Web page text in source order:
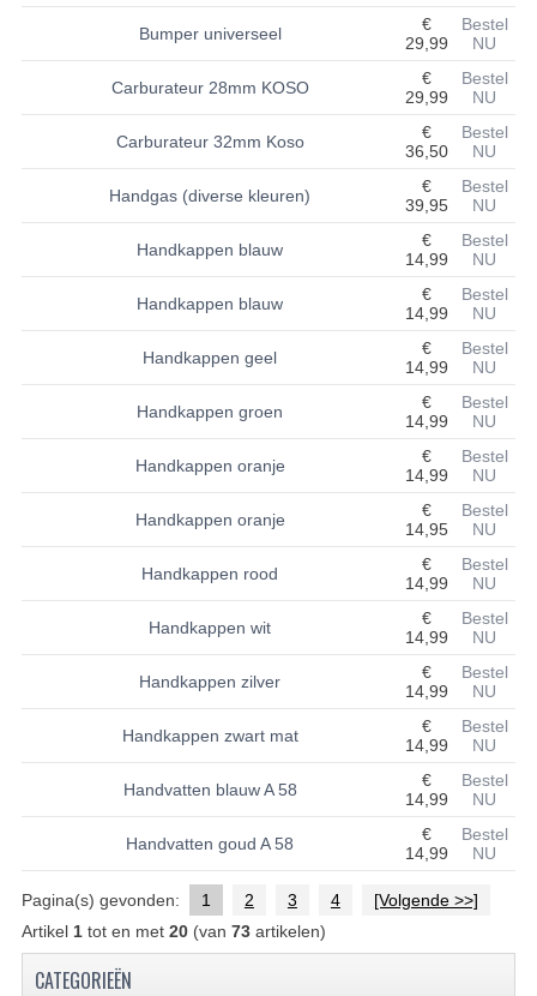
BRANDSTOF SYSTEEM
ELEKTRONICA
KABELS
KAPPEN EN FRAME
KETTING EN TANDWIELEN
WIEL OPHANGING
WIELEN EN BANDEN
ACCESSOIRES
GEREEDSCHAP
BASHAN 250-11B
Bumper universeel
€
29,99
Bestel
NU
Carburateur 28mm KOSO
€
29,99
Bestel
NU
Carburateur 32mm Koso
€
36,50
Bestel
NU
Handgas (diverse kleuren)
€
39,95
Bestel
NU
Handkappen blauw
€
14,99
Bestel
NU
Handkappen blauw
€
14,99
Bestel
NU
Handkappen geel
€
14,99
Bestel
NU
Handkappen groen
€
14,99
Bestel
NU
Handkappen oranje
€
14,99
Bestel
NU
Handkappen oranje
€
14,95
Bestel
NU
Handkappen rood
€
14,99
Bestel
NU
Handkappen wit
€
14,99
Bestel
NU
Handkappen zilver
€
14,99
Bestel
NU
Handkappen zwart mat
€
14,99
Bestel
NU
Handvatten blauw A 58
€
14,99
Bestel
NU
Handvatten goud A 58
€
14,99
Bestel
NU
Pagina(s) gevonden: 1 2 3 4
[Volgende >>]
Artikel 1tot en met 20(van 73artikelen)
CATEGORIEËN